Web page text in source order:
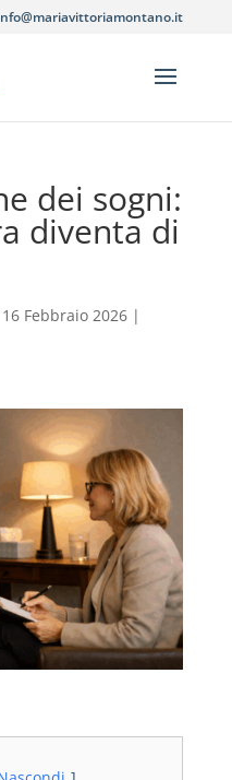
dei sogni:
diventa di
16 Febbraio 2026|